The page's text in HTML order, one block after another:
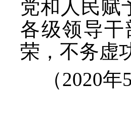
党和人民赋
各级领导
荣，不务虚
（2020年